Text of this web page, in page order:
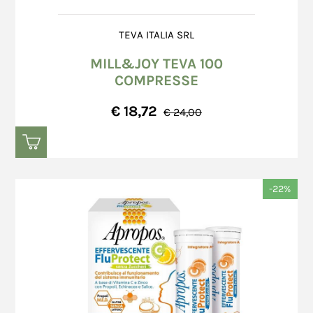
dell'Autorità.
base a quanto di seguito riportato:
ordini ricevuti entro le ore 12:30, dal lunedì al
consegnati al trasportatore entro il giorno
festivi), verranno consegnati al trasportatore
entro il secondo giorno feriale (escluso il
sabato) successivo al giorno di ricezione
ordini ricevuti nelle giornate di sabato o
domenica od in giorni festivi, verranno
consegnati al trasportatore entro il secondo
giorno feriale (escluso il sabato) successivo
Venditore rimborserà immediatamente l'importo
precedentemente al Consumatore le coordinate
bancarie per effettuare il Bonifico Bancario.
In caso di acquisto attraverso la modalità di
login di PayPal.
In caso di mancata accettazione dell'ordine, il
Venditore rimborserà immediatamente l'importo
versato dal Consumatore sul conto PayPal del
Consumatore.
Richiesto l'annullamento della transazione, in
nessun caso il Venditore può essere ritenuta
TEVA ITALIA SRL
MILL&JOY TEVA 100
COMPRESSE
€ 18,72 € 24,00
-22%